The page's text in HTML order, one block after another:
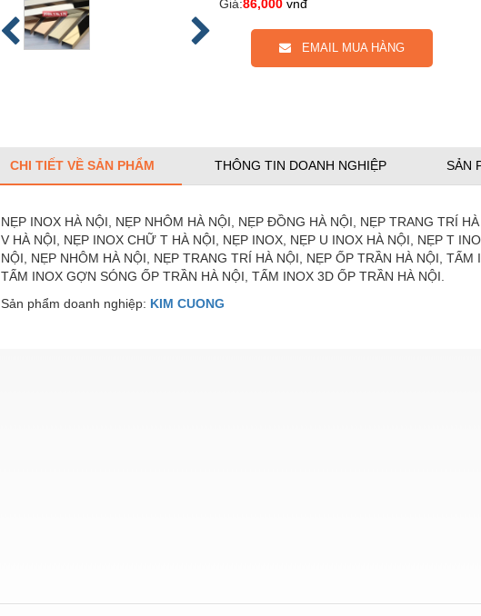
Giá:86,000 vnđ
EMAIL MUA HÀNG
CHI TIẾT VỀ SẢN PHẨM THÔNG TIN DOANH NGHIỆP SẢN
NẸP INOX HÀ NỘI, NẸP NHÔM HÀ NỘI, NẸP ĐỒNG HÀ NỘI, NẸP TRANG TRÍ
V HÀ NỘI, NẸP INOX CHỮ T HÀ NỘI, NẸP INOX, NẸP U INOX HÀ NỘI, NẸP T
NỘI, NẸP NHÔM HÀ NỘI, NẸP TRANG TRÍ HÀ NỘI, NẸP ỐP TRẦN HÀ NỘI,
TẤM INOX GỢN SÓNG ỐP TRẦN HÀ NỘI, TẤM INOX 3D ỐP TRẦN HÀ NỘI.
Sản phẩm doanh nghiệp: KIM CUONG